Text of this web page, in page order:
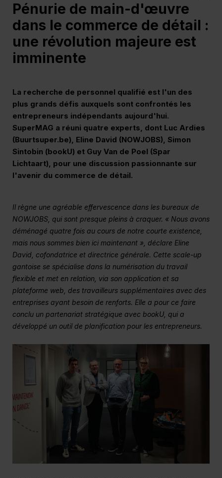
Pénurie de main-d'œuvre
dans le commerce de détail :
une révolution majeure est
imminente
La recherche de personnel qualifié est l'un des
plus grands défis auxquels sont confrontés les
entrepreneurs indépendants aujourd'hui.
SuperMAG a réuni quatre experts, dont Luc Ardies
(Buurtsuper.be), Eline David (NOWJOBS), Simon
Sintobin (bookU) et Guy Van de Poel (Spar
Lichtaart), pour une discussion passionnante sur
l'avenir du commerce de détail.
Il règne une agréable effervescence dans les bureaux de
NOWJOBS, qui sont presque pleins à craquer. « Nous avons
déménagé quatre fois au cours de notre courte existence,
mais nous sommes bien ici maintenant », déclare Eline
David, cofondatrice et directrice générale. Cette scale-up
gantoise se spécialise dans la numérisation du travail
flexible et met en relation, via son application et sa
plateforme web, des travailleurs supplémentaires avec des
entreprises ayant besoin de renforts. Elle a pour ce faire
conclu un partenariat stratégique avec bookU, qui a
développé un outil de planification pour les entrepreneurs.